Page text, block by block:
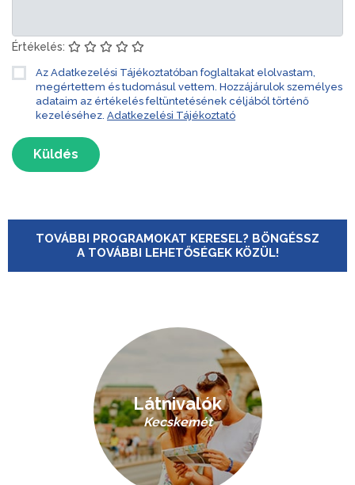
Értékelés:
Az Adatkezelési Tájékoztatóban foglaltakat elolvastam,
megértettem és tudomásul vettem. Hozzájárulok személyes
adataim az értékelés feltüntetésének céljából történő
kezeléséhez. Adatkezelési Tájékoztató
Küldés
TOVÁBBI PROGRAMOKAT KERESEL? BÖNGÉSSZ
A TOVÁBBI LEHETŐSÉGEK KÖZÜL!
Látnivalók
Kecskemét